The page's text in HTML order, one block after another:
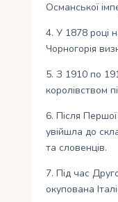
Османської
4. У 1878 році
Чорногорія
5. З 1910 по
королівством
6. Після Першої
увійшла до
та словенців.
7. Під час
окупована